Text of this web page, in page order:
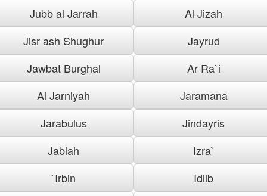
Jubb al Jarrah
Al Jizah
Jisr ash Shughur
Jayrud
Jawbat Burghal
Ar Ra`i
Al Jarniyah
Jaramana
Jarabulus
Jindayris
Jablah
Izra`
`Irbin
Idlib